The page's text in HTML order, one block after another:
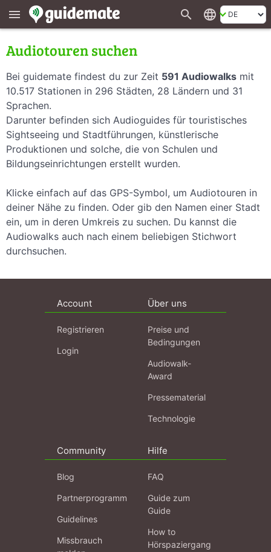
menu search language
Audiotouren suchen
Bei guidemate findest du zur Zeit 591 Audiowalks mit
10.517 Stationen in 296 Städten, 28 Ländern und 31
Sprachen.
Darunter befinden sich Audioguides für touristisches
Sightseeing und Stadtführungen, künstlerische
Produktionen und solche, die von Schulen und
Bildungseinrichtungen erstellt wurden.
Klicke einfach auf das GPS-Symbol, um Audiotouren in
deiner Nähe zu finden. Oder gib den Namen einer Stadt
ein, um in deren Umkreis zu suchen. Du kannst die
Audiowalks auch nach einem beliebigen Stichwort
durchsuchen.
Account
Registrieren
Login
Über uns
Preise und
Bedingungen
Audiowalk-
Award
Pressematerial
Technologie
Community
Blog
Partnerprogramm
Guidelines
Missbrauch
Hilfe
FAQ
Guide zum
Guide
How to
Hörspaziergang